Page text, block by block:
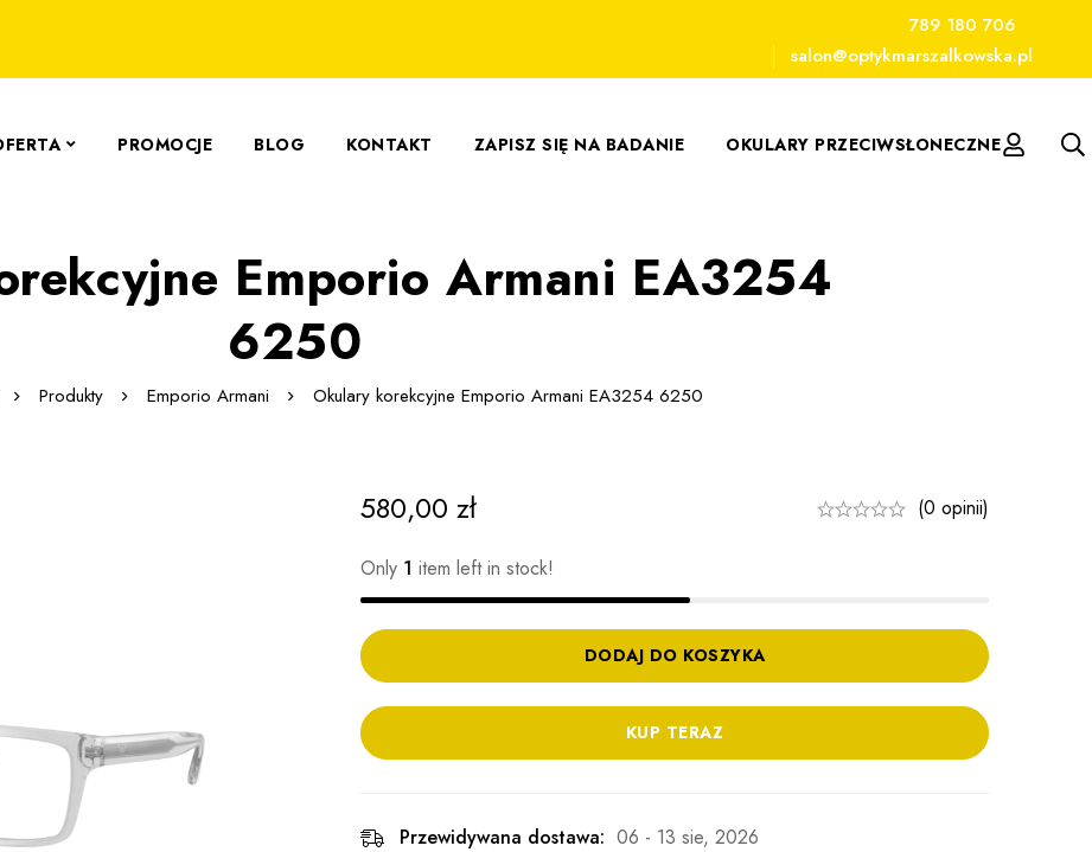
789 180 706
salon@optykmarszalkowska.pl
PROMOCJE BLOG KONTAKT ZAPISZ SIĘ NA BADANIE OKULARY PRZECIWSŁONECZNE
Emporio Armani EA3254
6250
Produkty Emporio Armani Okulary korekcyjne Emporio Armani EA3254 6250
580,00 zł (0 opinii)
Only 1 item left in stock!
DODAJ DO KOSZYKA
KUP TERAZ
Przewidywana dostawa: 06 - 13 sie, 2026